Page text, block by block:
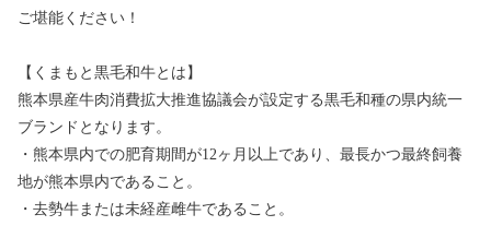
ご堪能ください！
【くまもと黒毛和牛とは】
熊本県産牛肉消費拡大推進協議会が設定する黒毛和種の県内統一
ブランドとなります。
・熊本県内での肥育期間が12ヶ月以上であり、最長かつ最終飼養
地が熊本県内であること。
・去勢牛または未経産雌牛であること。